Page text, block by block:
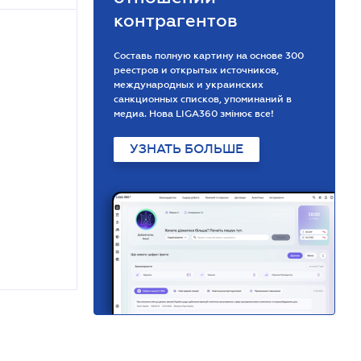
контрагентов
Составь полную картину на основе 300
реестров и открытых источников,
международных и украинских
санкционных списков, упоминаний в
медиа. Нова LIGA360 змінює все!
УЗНАТЬ БОЛЬШЕ